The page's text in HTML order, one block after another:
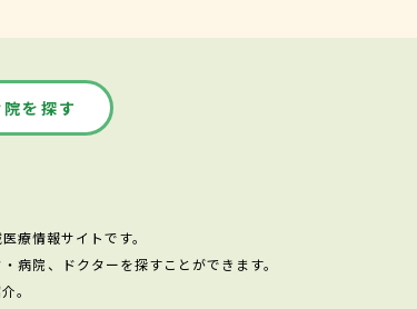
を探す
療情報サイトです。
病院、ドクターを探すことができます。
。